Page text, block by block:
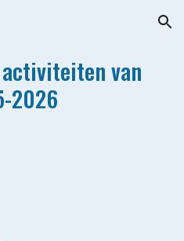
Skip to navigation
van
2026